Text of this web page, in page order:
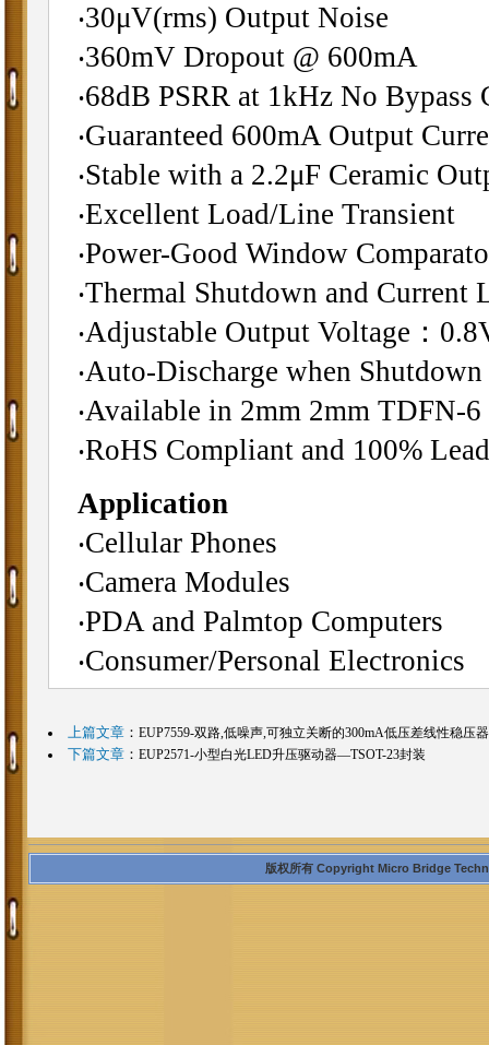
‧30μV(rms) Output Noise
‧360mV Dropout @ 600mA
‧68dB PSRR at 1kHz No Bypass
‧Guaranteed 600mA Output
‧Stable with a 2.2μF Ceramic
‧Excellent Load/Line Transient
‧Power-Good Window
‧Thermal Shutdown and Current
‧Adjustable Output Voltage：
‧Auto-Discharge when Shutdown
‧Available in 2mm 2mm TDFN-6
‧RoHS Compliant and 100%
Application
‧Cellular Phones
‧Camera Modules
‧PDA and Palmtop Computers
‧Consumer/Personal Electronics
上篇文章： EUP7559-双路,低噪声,可独立关断的300mA低压差线性稳压器
下篇文章： EUP2571-小型白光LED升压驱动器―TSOT-23封装
版权所有 Copyright Micro Bridge